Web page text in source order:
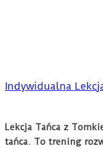
Indywidualna
Lekcja Tańca z
tańca. To trening